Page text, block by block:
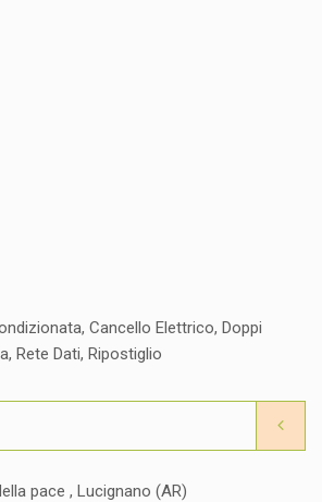
Cancello Elettrico, Doppi
Rete Dati, Ripostiglio
pace , Lucignano (AR)